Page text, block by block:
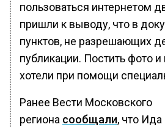
пользоваться интернетом
пришли к выводу, что в
пунктов, не разрешающих
публикации. Постить фото
хотели при помощи
Ранее Вести Московского
региона сообщали, что